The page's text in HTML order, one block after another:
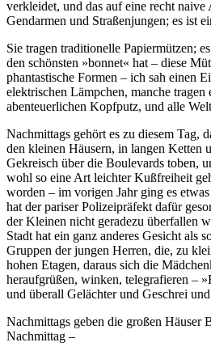
verkleidet, und das auf eine recht
Gendarmen und Straßenjungen; es ist
Sie tragen traditionelle Papiermützen;
den schönsten »bonnet« hat – diese
phantastische Formen – ich sah einen
elektrischen Lämpchen, manche tragen
abenteuerlichen Kopfputz, und alle
Nachmittags gehört es zu diesem Tag,
den kleinen Häusern, in langen Ketten
Gekreisch über die Boulevards toben,
wohl so eine Art leichter Kußfreiheit
worden – im vorigen Jahr ging es
hat der pariser Polizeipräfekt dafür
der Kleinen nicht geradezu überfallen
Stadt hat ein ganz anderes Gesicht als
Gruppen der jungen Herren, die, zu
hohen Etagen, daraus sich die
heraufgrüßen, winken, telegrafieren –
und überall Gelächter und Geschrei
Nachmittags geben die großen Häuser
Nachmittag –